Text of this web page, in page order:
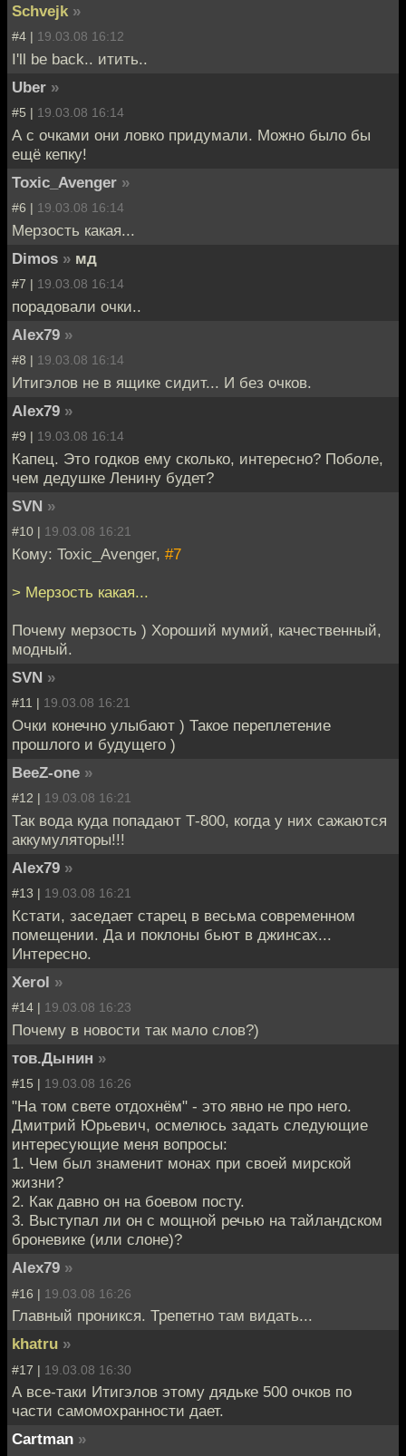
Schvejk »
#4 | 19.03.08 16:12
I'll be back.. итить..
Uber »
#5 | 19.03.08 16:14
А с очками они ловко придумали. Можно было бы
ещё кепку!
Toxic_Avenger »
#6 | 19.03.08 16:14
Мерзость какая...
Dimos » мд
#7 | 19.03.08 16:14
порадовали очки..
Alex79 »
#8 | 19.03.08 16:14
Итигэлов не в ящике сидит... И без очков.
Alex79 »
#9 | 19.03.08 16:14
Капец. Это годков ему сколько, интересно? Поболе,
чем дедушке Ленину будет?
SVN »
#10 | 19.03.08 16:21
Кому: Toxic_Avenger, #7
> Мерзость какая...
Почему мерзость ) Хороший мумий, качественный,
модный.
SVN »
#11 | 19.03.08 16:21
Очки конечно улыбают ) Такое переплетение
прошлого и будущего )
BeeZ-one »
#12 | 19.03.08 16:21
Так вода куда попадают Т-800, когда у них сажаются
аккумуляторы!!!
Alex79 »
#13 | 19.03.08 16:21
Кстати, заседает старец в весьма современном
помещении. Да и поклоны бьют в джинсах...
Интересно.
Xerol »
#14 | 19.03.08 16:23
Почему в новости так мало слов?)
тов.Дынин »
#15 | 19.03.08 16:26
"На том свете отдохнём" - это явно не про него.
Дмитрий Юрьевич, осмелюсь задать следующие
интересующие меня вопросы:
1. Чем был знаменит монах при своей мирской
жизни?
2. Как давно он на боевом посту.
3. Выступал ли он с мощной речью на тайландском
броневике (или слоне)?
Alex79 »
#16 | 19.03.08 16:26
Главный проникся. Трепетно там видать...
khatru »
#17 | 19.03.08 16:30
А все-таки Итигэлов этому дядьке 500 очков по
части самомохранности дает.
Cartman »